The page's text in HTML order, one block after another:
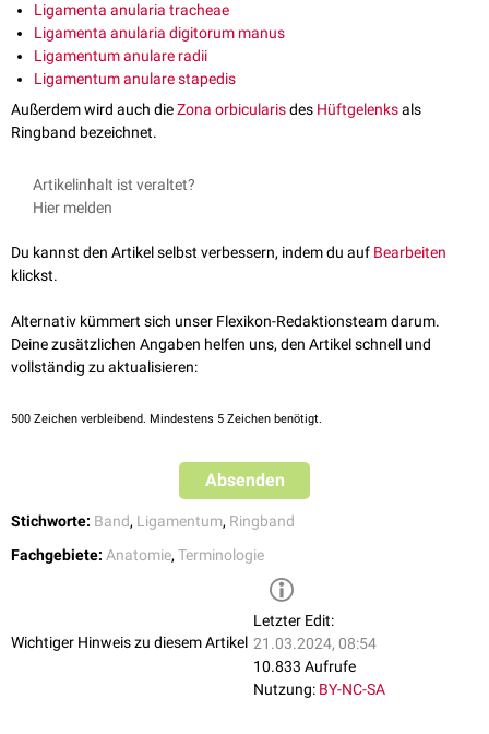
Ligamenta anularia tracheae
Ligamenta anularia digitorum manus
Ligamentum anulare radii
Ligamentum anulare stapedis
Außerdem wird auch dieZona orbicularisdes Hüftgelenksals
Ringband bezeichnet.
Artikelinhalt ist veraltet?
Hier melden
Du kannst den Artikel selbst verbessern, indem du auf Bearbeiten
klickst.
Alternativ kümmert sich unser Flexikon-Redaktionsteam darum.
Deine zusätzlichen Angaben helfen uns, den Artikel schnell und
vollständig zu aktualisieren:
500 Zeichen verbleibend. Mindestens 5 Zeichen benötigt.
Absenden
Stichworte: Band, Ligamentum, Ringband
Fachgebiete: Anatomie, Terminologie
Wichtiger Hinweis zu diesem Artikel
Letzter Edit:
21.03.2024, 08:54
10.833 Aufrufe
Nutzung: BY-NC-SA